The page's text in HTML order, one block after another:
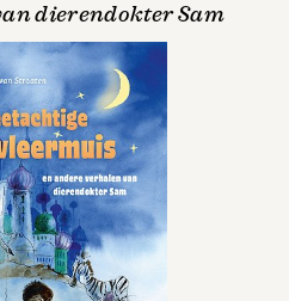
dierendokter Sam